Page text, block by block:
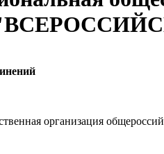
организация